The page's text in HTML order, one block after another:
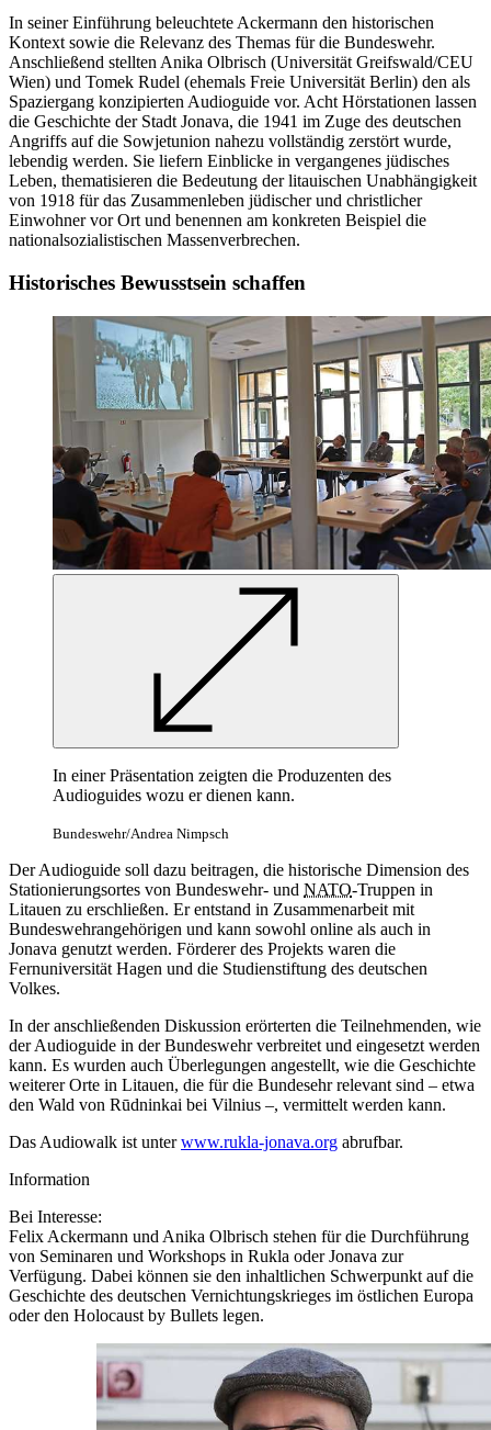
In seiner Einführung beleuchtete Ackermann den historischen
Kontext sowie die Relevanz des Themas für die Bundeswehr.
Anschließend stellten Anika Olbrisch (Universität Greifswald/CEU
Wien) und Tomek Rudel (ehemals Freie Universität Berlin) den als
Spaziergang konzipierten Audioguide vor. Acht Hörstationen lassen
die Geschichte der Stadt Jonava, die 1941 im Zuge des deutschen
Angriffs auf die Sowjetunion nahezu vollständig zerstört wurde,
lebendig werden. Sie liefern Einblicke in vergangenes jüdisches
Leben, thematisieren die Bedeutung der litauischen Unabhängigkeit
von 1918 für das Zusammenleben jüdischer und christlicher
Einwohner vor Ort und benennen am konkreten Beispiel die
nationalsozialistischen Massenverbrechen.
Historisches Bewusstsein schaffen
In einer Präsentation zeigten die Produzenten des
Audioguides wozu er dienen kann.
Bundeswehr/Andrea Nimpsch
Der Audioguide soll dazu beitragen, die historische Dimension des
Stationierungsortes von Bundeswehr- und NATO-Truppen in
Litauen zu erschließen. Er entstand in Zusammenarbeit mit
Bundeswehrangehörigen und kann sowohl online als auch in
Jonava genutzt werden. Förderer des Projekts waren die
Fernuniversität Hagen und die Studienstiftung des deutschen
Volkes.
In der anschließenden Diskussion erörterten die Teilnehmenden, wie
der Audioguide in der Bundeswehr verbreitet und eingesetzt werden
kann. Es wurden auch Überlegungen angestellt, wie die Geschichte
weiterer Orte in Litauen, die für die Bundesehr relevant sind – etwa
den Wald von Rūdninkai bei Vilnius –, vermittelt werden kann.
Das Audiowalk ist unterwww.rukla-jonava.org abrufbar.
Information
Bei Interesse:
Felix Ackermann und Anika Olbrisch stehen für die Durchführung
von Seminaren und Workshops in Rukla oder Jonava zur
Verfügung. Dabei können sie den inhaltlichen Schwerpunkt auf die
Geschichte des deutschen Vernichtungskrieges im östlichen Europa
oder den Holocaust by Bullets legen.